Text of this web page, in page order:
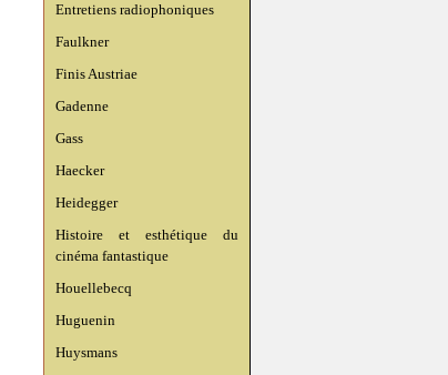
Entretiens radiophoniques
Faulkner
Finis Austriae
Gadenne
Gass
Haecker
Heidegger
Histoire et esthétique du
cinéma fantastique
Houellebecq
Huguenin
Huysmans